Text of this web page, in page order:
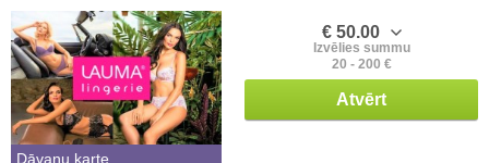
Dāvanu karte
€ 50.00
Izvēlies summu
20 - 200 €
Atvērt